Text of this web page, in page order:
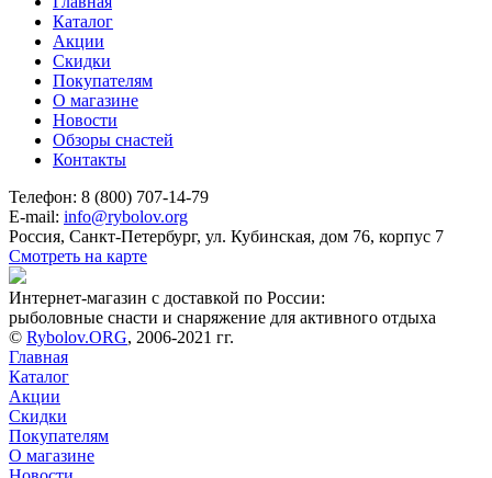
Каталог
Акции
Скидки
Покупателям
О магазине
Новости
Обзоры снастей
Контакты
Телефон: 8 (800) 707-14-79
E-mail: info@rybolov.org
Россия, Санкт-Петербург, ул. Кубинская, дом 76, корпус 7
Смотреть на карте
Интернет-магазин с доставкой по России:
рыболовные снасти и снаряжение для активного отдыха
© Rybolov.ORG, 2006-2021 гг.
Главная
Каталог
Акции
Скидки
Покупателям
О магазине